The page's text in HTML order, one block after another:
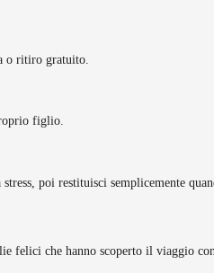
o ritiro gratuito.
figlio.
poi restituisci semplicemente
felici che hanno scoperto il viaggio